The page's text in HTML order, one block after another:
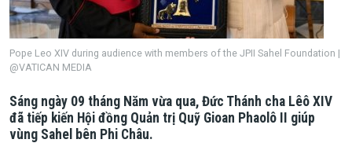
Pope Leo XIV during audience with members of the JPII Sahel Foundation |
@VATICAN MEDIA
Sáng ngày 09 tháng Năm vừa qua, Đức Thánh cha Lêô XIV
đã tiếp kiến Hội đồng Quản trị Quỹ Gioan Phaolô II giúp
vùng Sahel bên Phi Châu.